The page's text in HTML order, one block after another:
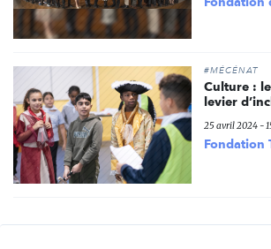
#MÉCÉNAT
Culture :
levier
25 avril 2024 -
Fondation